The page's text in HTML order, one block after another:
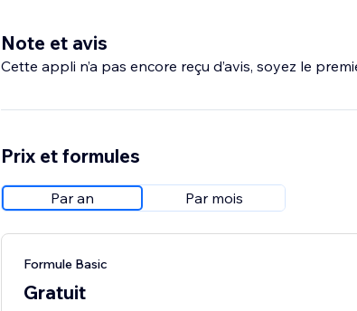
Note et avis
Cette appli n’a pas encore reçu d’avis, soyez le
Prix et formules
Par an Par mois
Formule Basic
Gratuit